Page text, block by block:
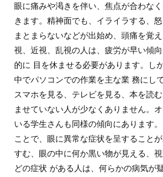
眼に痛みや渇きを伴い、焦点が合わな
きます。精神面でも、イライラする、
まとまらないなどが出始め、頭痛を覚
視、近視、乱視の人は、疲労が早い傾
的に 目を休ませる必要があります。し
中でパソコンでの作業を主な業 務にし
スマホを見る、テレビを見る、本を読
ませていない人が少なくありません。
いる学生さんも同様の傾向にあります
ことで、眼に異常な症状を呈すること
すむ、眼の中に何か黒い物が見える、
どの症状 がある人は、何らかの病気が